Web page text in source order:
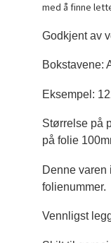
med å finne
Godkjent av
Bokstavene:
Eksempel:
Størrelse på
på folie
Denne varen
folienummer.
Vennligst